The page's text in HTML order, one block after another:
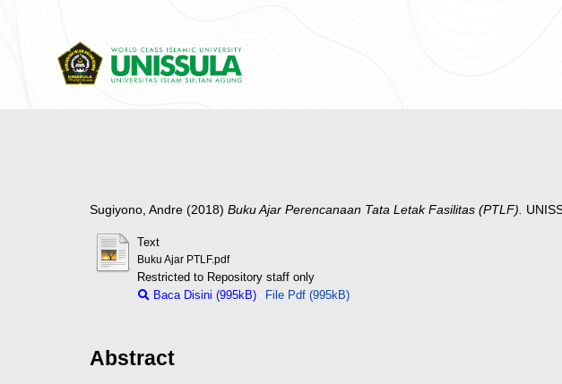
Sugiyono, Andre (2018) Buku Ajar Perencanaan Tata Letak Fasilitas (PTLF).
Text
Buku Ajar PTLF.pdf
Restricted to Repository staff only
Baca Disini (995kB)
File Pdf (995kB)
Abstract